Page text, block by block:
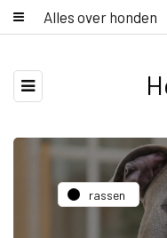
Alles over honden
rassen